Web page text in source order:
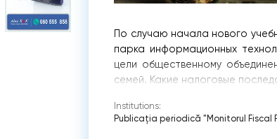
По случаю начала нового
парка информационных
цели общественному
семей. Какие налоговые
Institutions:
Publicaţia periodică "Monitorul Fiscal